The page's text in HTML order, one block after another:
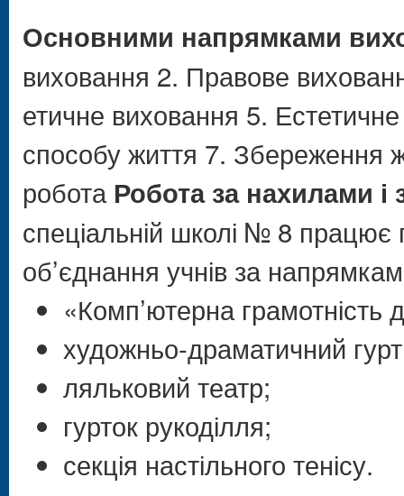
Основними напрямками
виховання 2. Правове
етичне виховання 5.
способу життя 7. Збереження
робота Робота за нахилами і
спеціальній школі № 8 працює
об’єднання учнів за
«Комп’ютерна грамотність
художньо-драматичний
ляльковий театр;
гурток рукоділля;
секція настільного тенісу.